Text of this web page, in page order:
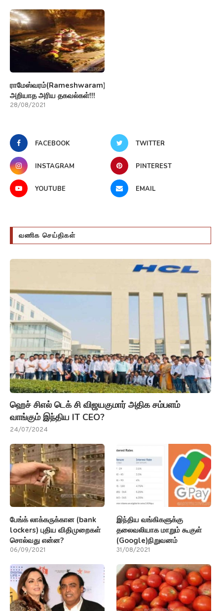
ராமேஸ்வரம்(Rameshwaram)பற்றி
அறியாத அரிய தகவல்கள்!!!
28/08/2021
FACEBOOK TWITTER
INSTAGRAM PINTEREST
YOUTUBE EMAIL
வணிக செய்திகள்
ஹெச் சிஎல் டெக் சி விஜயகுமார் அதிக சம்பளம்
வாங்கும் இந்திய IT CEO?
24/07/2024
பேங்க் லாக்கருக்கான (bank
lockers) புதிய விதிமுறைகள்
சொல்வது என்ன?
06/09/2021
இந்திய வங்கிகளுக்கு
தலைவலியாக மாறும் கூகுள்
(Google)நிறுவனம்
31/08/2021